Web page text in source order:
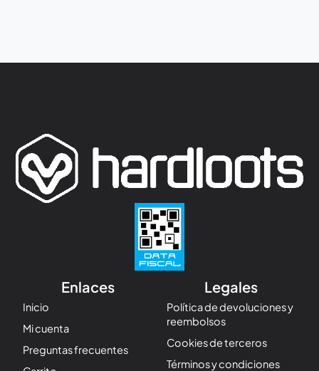
Enlaces
Inicio
Mi cuenta
Preguntas frecuentes
Legales
Política de devoluciones y
reembolsos
Cookies de terceros
Términos y condiciones